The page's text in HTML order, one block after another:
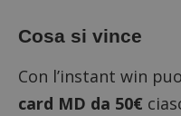
Cosa si vince
Con l’instant win
card MD da 50€